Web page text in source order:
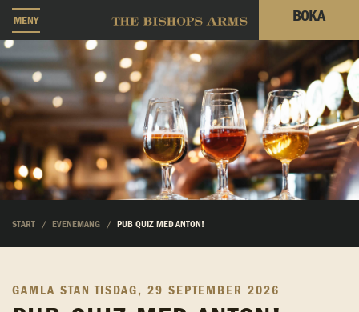
MENY BOKA
START EVENEMANG PUB QUIZ MED ANTON!
GAMLA STAN TISDAG, 29 SEPTEMBER 2026